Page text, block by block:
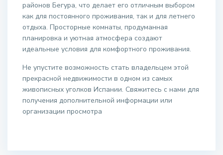
районов Бегура, что делает его отличным выбором
как для постоянного проживания, так и для летнего
отдыха. Просторные комнаты, продуманная
планировка и уютная атмосфера создают
идеальные условия для комфортного проживания.
Не упустите возможность стать владельцем этой
прекрасной недвижимости в одном из самых
живописных уголков Испании. Свяжитесь с нами для
получения дополнительной информации или
организации просмотра